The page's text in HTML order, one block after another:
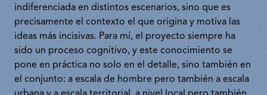
indiferenciada en distintos escenarios, sino que es
precisamente el contexto el que origina y motiva las
ideas más incisivas. Para mí, el proyecto siempre ha
sido un proceso cognitivo, y este conocimiento se
pone en práctica no solo en el detalle, sino también en
el conjunto: a escala de hombre pero también a escala